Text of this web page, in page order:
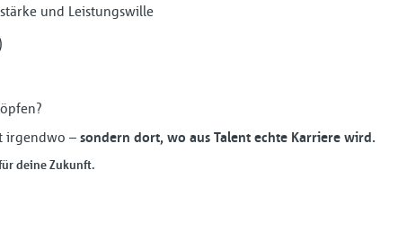
und Leistungswille
irgendwo – sondern dort, wo aus Talent echte Karriere wird.
deine Zukunft.